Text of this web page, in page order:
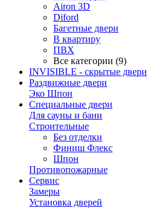
Airon 3D
Diford
Багетные двери
В квартиру
ПВХ
Все категории (9)
INVISIBLE - скрытые двери
Раздвижные двери
Эко Шпон
Специальные двери
Для сауны и бани
Строительные
Без отделки
Финиш Флекс
Шпон
Противопожарные
Сервис
Замеры
Установка дверей